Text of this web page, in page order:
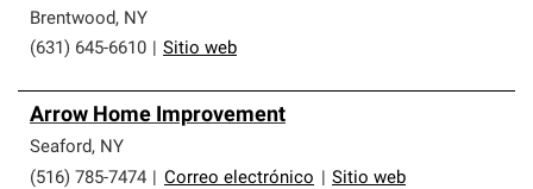
Brentwood, NY
(631) 645-6610
Sitio web
Arrow Home Improvement
Seaford, NY
(516) 785-7474
Correo electrónico Sitio web